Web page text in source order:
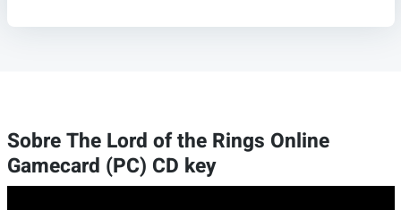
Sobre The Lord of the Rings Online
Gamecard (PC) CD key